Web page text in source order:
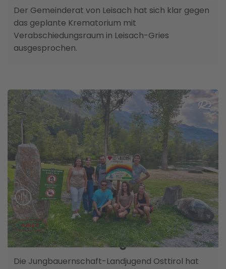
Der Gemeinderat von Leisach hat sich klar gegen
das geplante Krematorium mit
Verabschiedungsraum in Leisach-Gries
ausgesprochen.
AINET 06. AUGUST
Pfad der Nachhaltigkeit eröffnet
Die Jungbauernschaft-Landjugend Osttirol hat